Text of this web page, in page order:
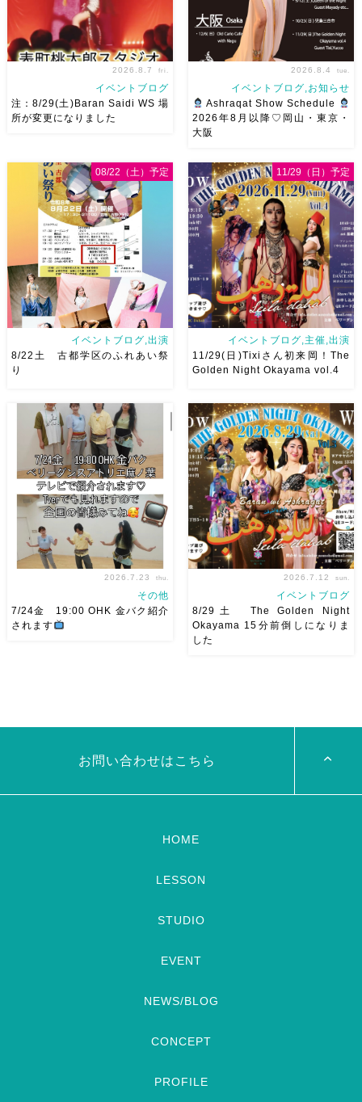
申し込み多数につき会場変更し
ました♡ 表町桃太郎スタジオ
岡山県岡山市 北区表町2丁目6-
64 4階 ショー会場から近いの
で、安心♡駅からもバスで天満
屋バスス […]
2026.8.7 fri.
イベントブログ
注：8/29(土)Baran Saidi WS 場
所が変更になりました
です♡皆様にお会いできますよ
うに
ご予約はメッセージく
ださい
お待ちしています
Ashraqat Show Schedule
岡山・8/22(土) […]
2026.8.4 tue.
イベントブログ,お知らせ
Ashraqat Show Schedule
2026年8月以降♡岡山・東京・
大阪
8/22土 古都学区のふれあい祭
りにて踊らせていただきます♡
太鼓も叩くよー！私たちは
18:40頃から出演です屋台も出
てとても楽しいお祭りになりそ
う
私たちも踊った後は祭り
を楽しみます
遊びにいら
[…]
イベントブログ,出演
8/22土 古都学区のふれあい祭
り
08/22（土）予定
2026/11/29(日)Tixiさん初来
岡！The Golden Night
Okayama vol.4 本日8/1よりお
申し込みスタートです
【
Show 】 Guest DancerTixi
[…]
イベントブログ,主催,出演
11/29(日)Tixiさん初来岡！The
Golden Night Okayama vol.4
11/29（日）予定
河合くんが来てくれました
2026.7.23 thu.
その他
7/24金 19:00 OHK 金バク紹介
されます
踊ってくれます♡ 東京から参
かしの曲をソロ踊ります […]
2026.7.12 sun.
イベントブログ
8/29土 The Golden Night
Okayama 15分前倒しになりま
した
お問い合わせはこちら
HOME
LESSON
STUDIO
EVENT
NEWS/BLOG
CONCEPT
PROFILE